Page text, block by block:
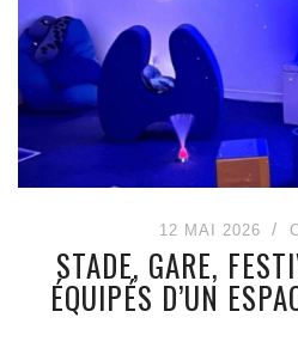
12 MAI 2026
STADE, GARE,
ÉQUIPÉS D’UN